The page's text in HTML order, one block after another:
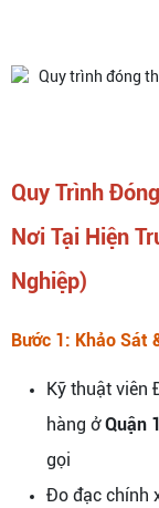
Quy Trình
Nơi Tại Hiện
Nghiệp)
Bước 1: Khảo Sát
Kỹ thuật viên
hàng ởQuận
gọi
Đo đạc chính